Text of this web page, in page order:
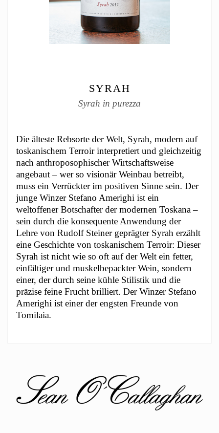
SYRAH
Syrah in purezza
Die älteste Rebsorte der Welt, Syrah, modern auf
toskanischem Terroir interpretiert und gleichzeitig
nach anthroposophischer Wirtschaftsweise
angebaut – wer so visionär Weinbau betreibt,
muss ein Verrückter im positiven Sinne sein. Der
junge Winzer Stefano Amerighi ist ein
weltoffener Botschafter der modernen Toskana –
sein durch die konsequente Anwendung der
Lehre von Rudolf Steiner geprägter Syrah erzählt
eine Geschichte von toskanischem Terroir: Dieser
Syrah ist nicht wie so oft auf der Welt ein fetter,
einfältiger und muskelbepackter Wein, sondern
einer, der durch seine kühle Stilistik und die
präzise feine Frucht brilliert. Der Winzer Stefano
Amerighi ist einer der engsten Freunde von
Tomilaia.